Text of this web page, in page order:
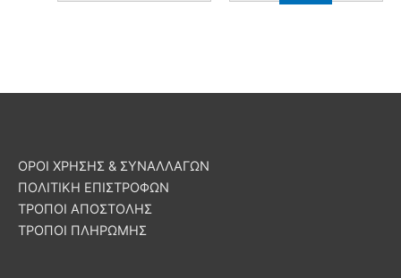
ΟΡΟΙ ΧΡΗΣΗΣ & ΣΥΝΑΛΛΑΓΩΝ
ΠΟΛΙΤΙΚΗ ΕΠΙΣΤΡΟΦΩΝ
ΤΡΟΠΟΙ ΑΠΟΣΤΟΛΗΣ
ΤΡΟΠΟΙ ΠΛΗΡΩΜΗΣ